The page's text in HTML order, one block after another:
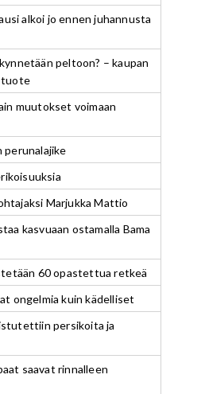
alkoi jo ennen juhannusta
peltoon? – kaupan
tuote
muutokset voimaan
perunalajike
Marjukka Mattio
kasvuaan ostamalla Bama
60 opastettua retkeä
ongelmia kuin kädelliset
persikoita ja
saavat rinnalleen